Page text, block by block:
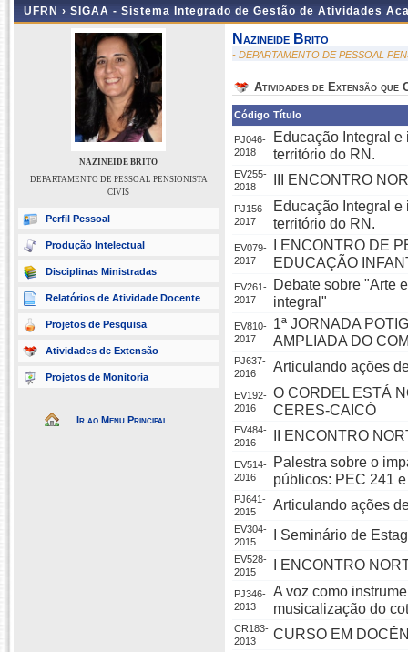
UFRN › SIGAA - Sistema Integrado de Gestão de Atividades
NAZINEIDE BRITO
DEPARTAMENTO DE PESSOAL PENSIONISTA
CIVIS
Perfil Pessoal
Produção Intelectual
Disciplinas Ministradas
Relatórios de Atividade Docente
Projetos de Pesquisa
Atividades de Extensão
Projetos de Monitoria
Ir ao Menu Principal
Nazineide Brito
- DEPARTAMENTO DE PESSOAL
Atividades de Extensão que
Código Título
PJ046-
2018
Educação Integral
território do RN.
EV255-
2018
III ENCONTRO
PJ156-
2017
Educação Integral
território do RN.
EV079-
2017
I ENCONTRO DE
EDUCAÇÃO
EV261-
2017
Debate sobre "Arte
integral"
EV810-
2017
1ª JORNADA
AMPLIADA DO
PJ637-
2016
Articulando ações
EV192-
2016
O CORDEL ESTÁ
CERES-CAICÓ
EV484-
2016
II ENCONTRO
EV514-
2016
Palestra sobre o
públicos: PEC 241
PJ641-
2015
Articulando ações
EV304-
2015
I Seminário de
EV528-
2015
I ENCONTRO
PJ346-
2013
A voz como
musicalização do
CR183-
2013
CURSO EM